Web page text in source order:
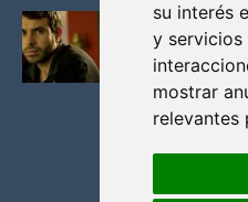
su interés
y servicios
mostrar
relevantes
BLACK MIRROR:
LA CRITICA
Mayo 17, 2012